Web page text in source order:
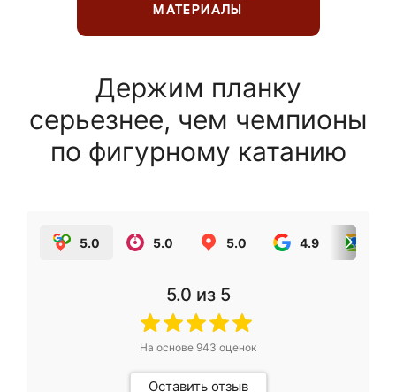
МАТЕРИАЛЫ
Держим планку
серьезнее, чем чемпионы
по фигурному катанию
5.0 5.0 5.0 4.9
5.0 из 5
На основе 943 оценок
Оставить отзыв